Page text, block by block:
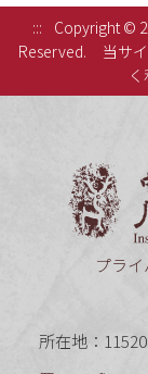
:::
Copyright ©
Reserved.
当サ
プラ
所在地：